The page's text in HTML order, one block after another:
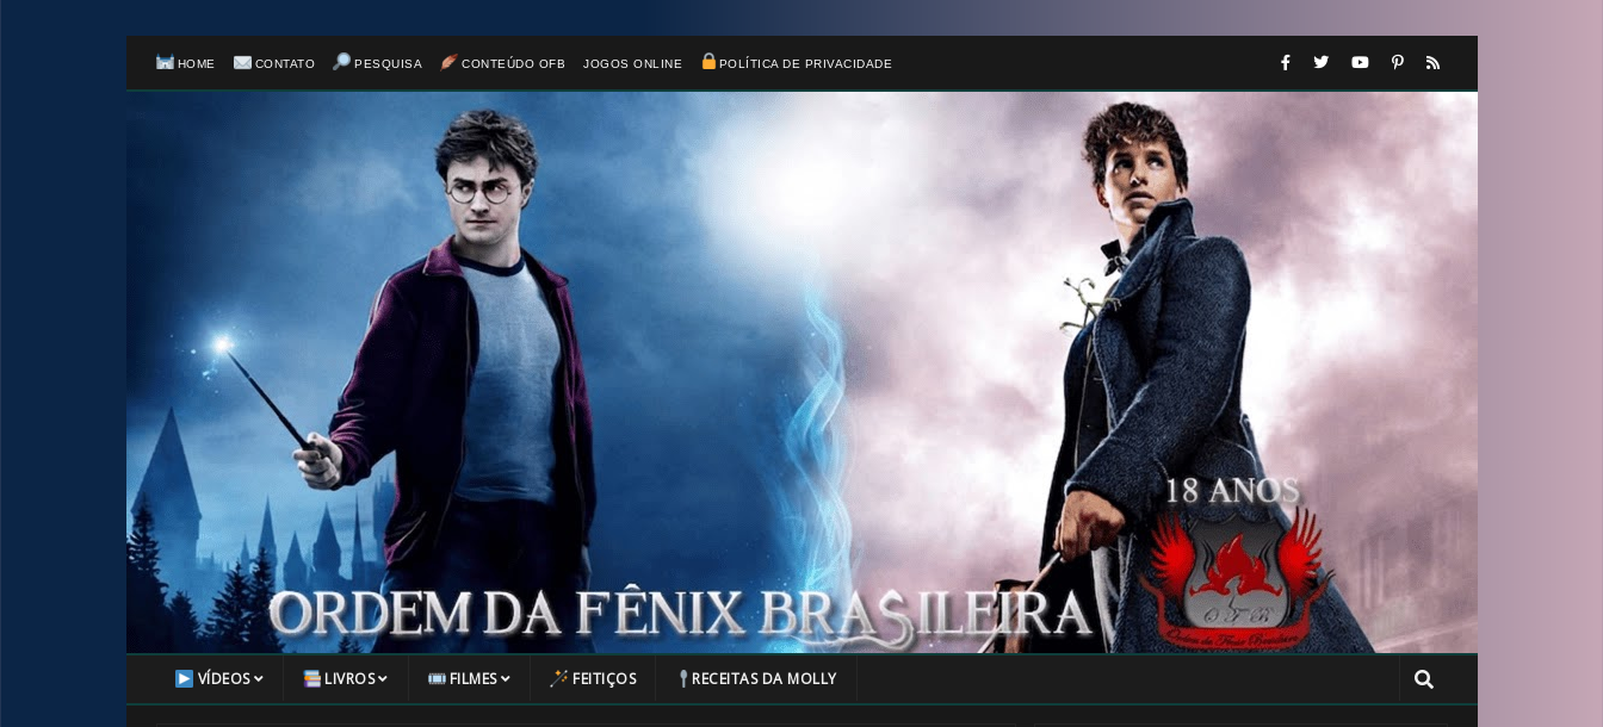
HOME CONTATO PESQUISA CONTEÚDO OFB JOGOS ONLINE POLÍTICA DE PRIVACIDADE
VÍDEOS LIVROS FILMES FEITIÇOS RECEITAS DA MOLLY